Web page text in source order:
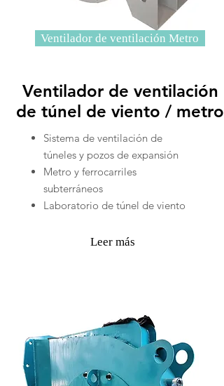
Ventilador de ventilación Metro
Ventilador de ventilación
de túnel de viento / metro
Sistema de ventilación de
túneles y pozos de expansión
Metro y ferrocarriles
subterráneos
Laboratorio de túnel de viento
Leer más